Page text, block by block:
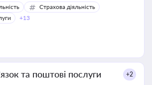
Страхова діяльність
+13
та поштові послуги +2